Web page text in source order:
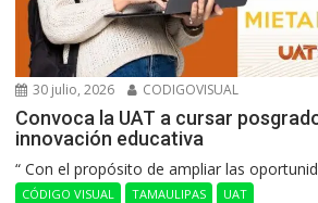
30 julio, 2026 CODIGOVISUAL
Convoca la UAT a cursar
innovación educativa
“ Con el propósito de ampliar las
CÓDIGO VISUAL TAMAULIPAS UAT